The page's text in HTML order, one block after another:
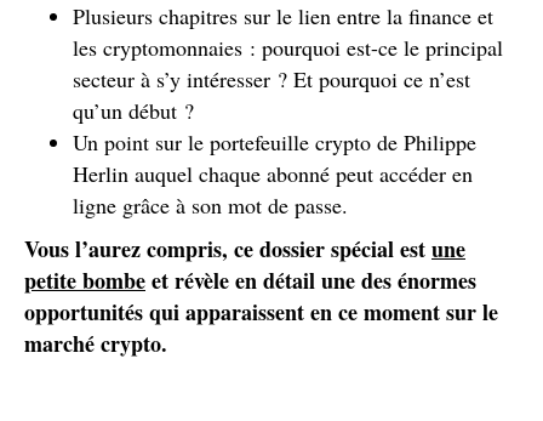
Plusieurs chapitres sur le lien entre la finance et
les cryptomonnaies : pourquoi est-ce le principal
secteur à s’y intéresser ? Et pourquoi ce n’est
qu’un début ?
Un point sur le portefeuille crypto de Philippe
Herlin auquel chaque abonné peut accéder en
ligne grâce à son mot de passe.
Vous l’aurez compris, ce dossier spécial estune
petite bombeet révèle en détail une des énormes
opportunités qui apparaissent en ce moment sur le
marché crypto.